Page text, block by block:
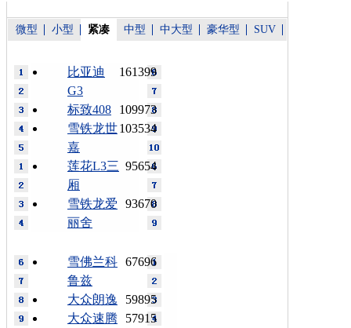
微型 小型 紧凑 中型 中大型 豪华型 SUV
161399
比亚迪
G3
109973
标致408
103534
雪铁龙世
嘉
95654
莲花L3三
厢
93670
雪铁龙爱
丽舍
67696
雪佛兰科
鲁兹
59895
大众朗逸
57915
大众速腾